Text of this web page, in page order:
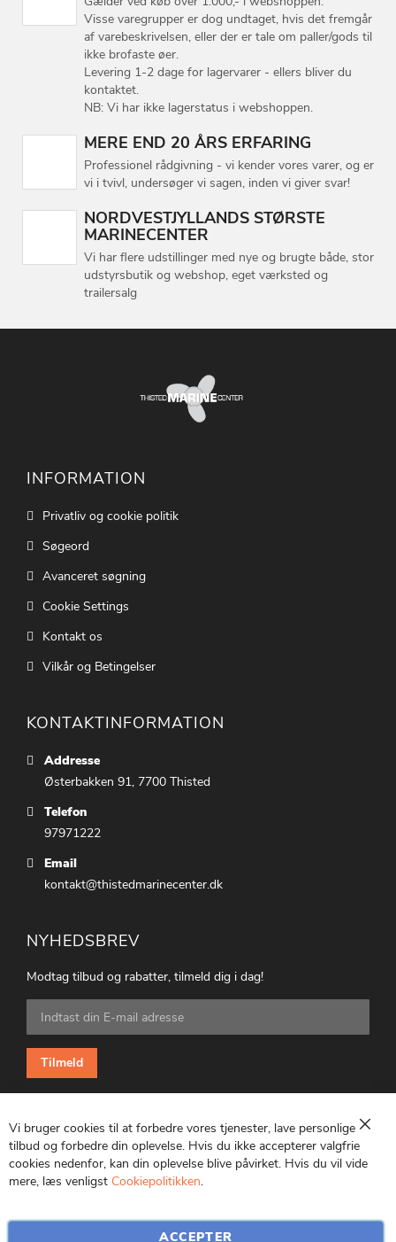
Visse varegrupper er dog undtaget, hvis det fremgår
af varebeskrivelsen, eller der er tale om paller/gods til
ikke brofaste øer.
Levering 1-2 dage for lagervarer - ellers bliver du
kontaktet.
NB: Vi har ikke lagerstatus i webshoppen.
MERE END 20 ÅRS ERFARING
Professionel rådgivning - vi kender vores varer, og er
vi i tvivl, undersøger vi sagen, inden vi giver svar!
NORDVESTJYLLANDS STØRSTE
MARINECENTER
Vi har flere udstillinger med nye og brugte både, stor
udstyrsbutik og webshop, eget værksted og
trailersalg
INFORMATION
Privatliv og cookie politik
Søgeord
Avanceret søgning
Cookie Settings
Kontakt os
Vilkår og Betingelser
KONTAKTINFORMATION
Addresse
Østerbakken 91, 7700 Thisted
Telefon
97971222
Email
kontakt@thistedmarinecenter.dk
NYHEDSBREV
Modtag tilbud og rabatter, tilmeld dig i dag!
Tilmeld
dig
vores
nyhedsbrev:
Tilmeld
CVR: 25847369
Luk
Vi bruger cookies til at forbedre vores tjenester, lave personlige
tilbud og forbedre din oplevelse. Hvis du ikke accepterer valgfrie
cookies nedenfor, kan din oplevelse blive påvirket. Hvis du vil vide
mere, læs venligst Cookiepolitikken.
ACCEPTER